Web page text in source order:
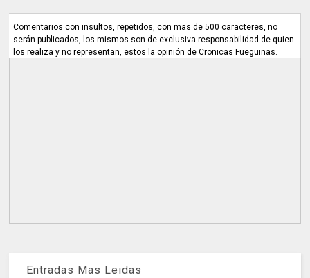
Comentarios con insultos, repetidos, con mas de 500 caracteres, no
serán publicados, los mismos son de exclusiva responsabilidad de quien
los realiza y no representan, estos la opinión de Cronicas Fueguinas.
Entradas Mas Leidas